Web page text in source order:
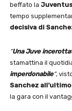
beffato la Juventus
tempo
decisiva di
“Una Juve
stamattina il
imperdonabile“,
Sanchez
la gara con il